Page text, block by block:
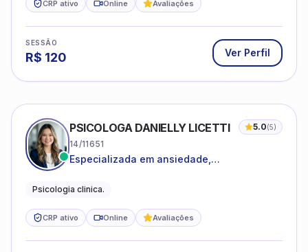
CRP ativo Online Avaliações
SESSÃO
R$ 120 Ver Perfil
PSICOLOGA DANIELLY LICETTI 5.0(5)
14/11651
Especializada em ansiedade,
Psicologia clinica.
CRP ativo Online Avaliações